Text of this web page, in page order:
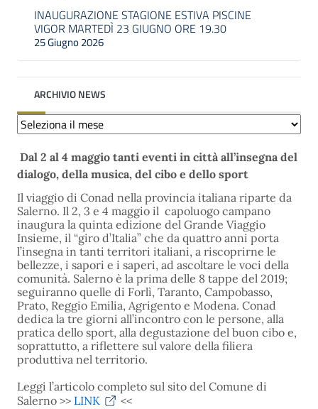
INAUGURAZIONE STAGIONE ESTIVA PISCINE
VIGOR MARTEDÌ 23 GIUGNO ORE 19.30
25 Giugno 2026
ARCHIVIO NEWS
Archivio
Dal 2 al 4 maggio tanti eventi in città all’insegna del
dialogo, della musica, del cibo e dello sport
Il viaggio di Conad nella provincia italiana riparte da
Salerno. Il 2, 3 e 4 maggio il capoluogo campano
inaugura la quinta edizione del Grande Viaggio
Insieme, il “giro d’Italia” che da quattro anni porta
l’insegna in tanti territori italiani, a riscoprirne le
bellezze, i sapori e i saperi, ad ascoltare le voci della
comunità. Salerno è la prima delle 8 tappe del 2019;
seguiranno quelle di Forlì, Taranto, Campobasso,
Prato, Reggio Emilia, Agrigento e Modena. Conad
dedica la tre giorni all’incontro con le persone, alla
pratica dello sport, alla degustazione del buon cibo e,
soprattutto, a riflettere sul valore della filiera
produttiva nel territorio.
Leggi l’articolo completo sul sito del Comune di
Salerno >> LINK <<